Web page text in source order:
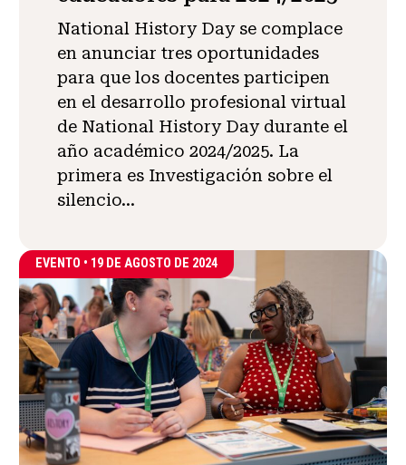
National History Day se complace
en anunciar tres oportunidades
para que los docentes participen
en el desarrollo profesional virtual
de National History Day durante el
año académico 2024/2025. La
primera es Investigación sobre el
silencio...
EVENTO • 19 DE AGOSTO DE 2024